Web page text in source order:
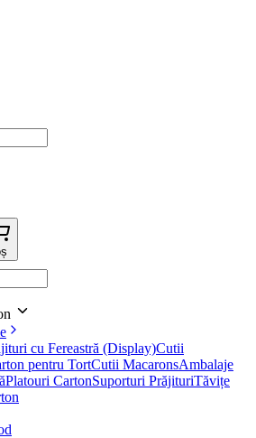
cu Fereastră (Display)Cutii
pentru TortCutii MacaronsAmbalaje
Platouri CartonSuporturi PrăjituriTăvițe